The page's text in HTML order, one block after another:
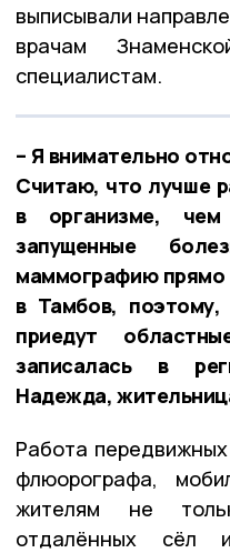
выписывали
врачам
специалистам.
– Я внимательно
Считаю, что лучше
в организме,
запущенные
маммографию прямо
в Тамбов, поэтому,
приедут
записалась в
Надежда,
Работа
флюорографа,
жителям не
отдалённых сёл